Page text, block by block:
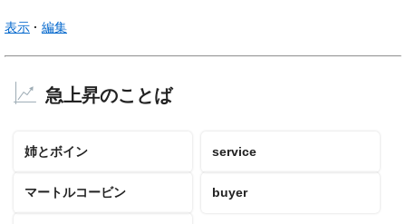
表示 編集
急上昇のことば
姉とボイン service
マートルコービン buyer